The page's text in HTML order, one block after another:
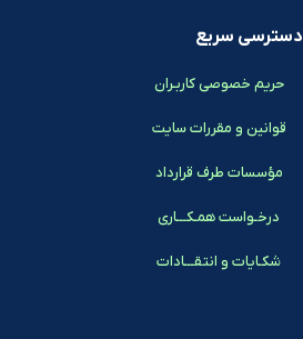
دسترسی سریع
حریم خصوصی کاربـران
قوانین و مقررات سایت
مؤسسات طرف قرارداد
درخـواست همـکـــاری
شکـایات و انتقـــادات